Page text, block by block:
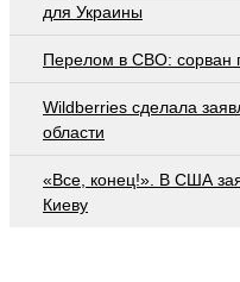
для Украины
Перелом в СВО: сорван
Wildberries cделала
области
«Все, конец!». В США
Киеву